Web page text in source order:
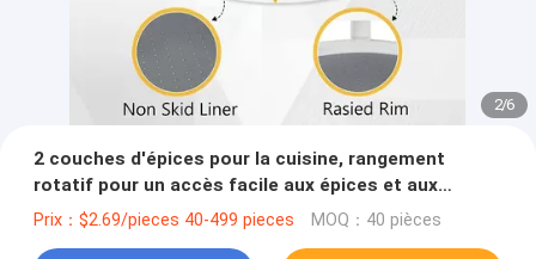
2/6
2 couches d'épices pour la cuisine, rangement
rotatif pour un accès facile aux épices et aux
articles de toilette
Prix：$2.69/pieces 40-499 pieces MOQ：40 pièces